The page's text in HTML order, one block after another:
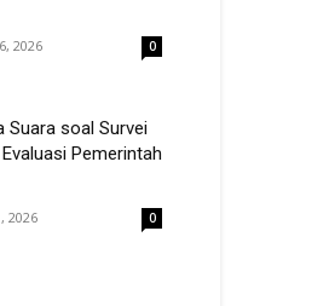
2026 0
Suara soal Survei
Pemerintah
2026 0